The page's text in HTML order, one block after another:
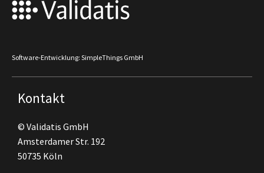
Software-Entwicklung: SimpleThings GmbH
Kontakt
© Validatis GmbH
Amsterdamer Str. 192
50735 Köln